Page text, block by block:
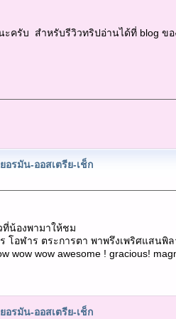
ครับ สำหรับรีวิวทริปอ่านได้ที่ blog ข
รมัน-ออสเตรีย-เช็ก
ที่น้องพามาให้ชม
โอฬาร ตระการตา พาพรึงเพริศแสนพิ
wow wow awesome ! gracious!
รมัน-ออสเตรีย-เช็ก